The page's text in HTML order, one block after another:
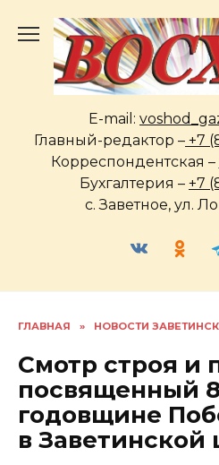
содержанию
E-mail:
Главный-редактор – +7
Корреспондентская –
Бухгалтерия – +7
с. Заветное, ул.
ГЛАВНАЯ » НОВОСТИ
Смотр строя и
посвященный
годовщине
в Заветинской